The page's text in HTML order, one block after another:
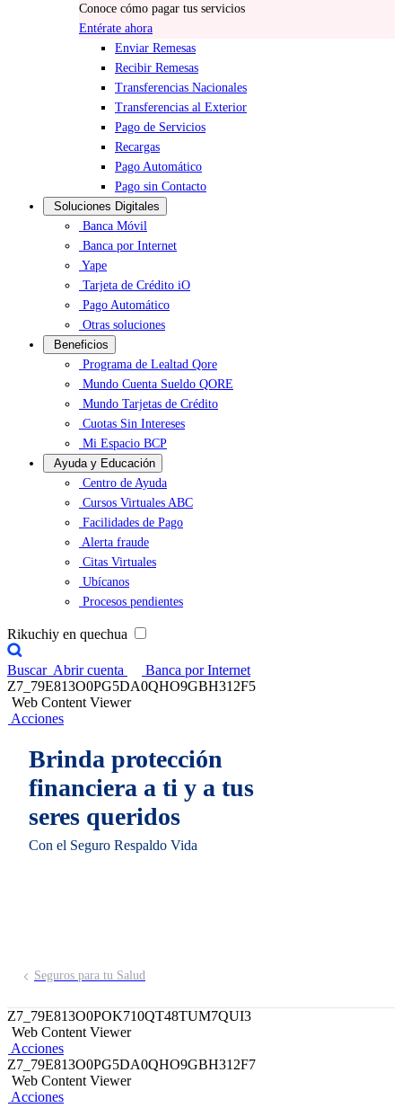
Conoce cómo pagar tus servicios
Entérate ahora
Enviar Remesas
Recibir Remesas
Transferencias Nacionales
Transferencias al Exterior
Pago de Servicios
Recargas
Pago Automático
Pago sin Contacto
Soluciones Digitales
Banca Móvil
Banca por Internet
Yape
Tarjeta de Crédito iO
Pago Automático
Otras soluciones
Beneficios
Programa de Lealtad Qore
Mundo Cuenta Sueldo QORE
Mundo Tarjetas de Crédito
Cuotas Sin Intereses
Mi Espacio BCP
Ayuda y Educación
Centro de Ayuda
Cursos Virtuales ABC
Facilidades de Pago
Alerta fraude
Citas Virtuales
Ubícanos
Procesos pendientes
Rikuchiy en quechua
Buscar Abrir cuenta
Banca por Internet
Z7_79E813O0PG5DA0QHO9GBH312F5
Web Content Viewer
Acciones
Brinda protección
financiera a ti y a tus
seres queridos
Con el Seguro Respaldo Vida
Seguros para tu Salud
Z7_79E813O0POK710QT48TUM7QUI3
Web Content Viewer
Acciones
Z7_79E813O0PG5DA0QHO9GBH312F7
Web Content Viewer
Acciones